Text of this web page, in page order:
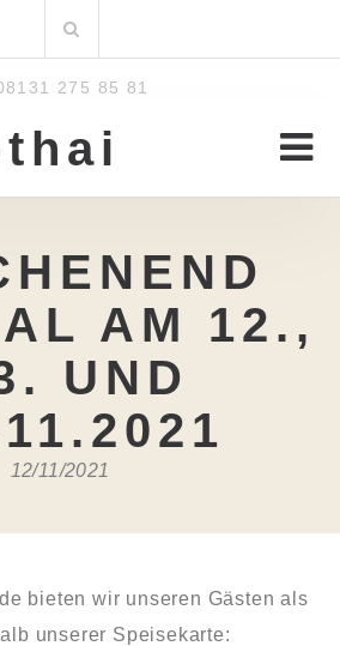
nach:
275 85 81
AM 12.,
UND
12/11/2021
bieten wir unseren Gästen als
unserer Speisekarte: